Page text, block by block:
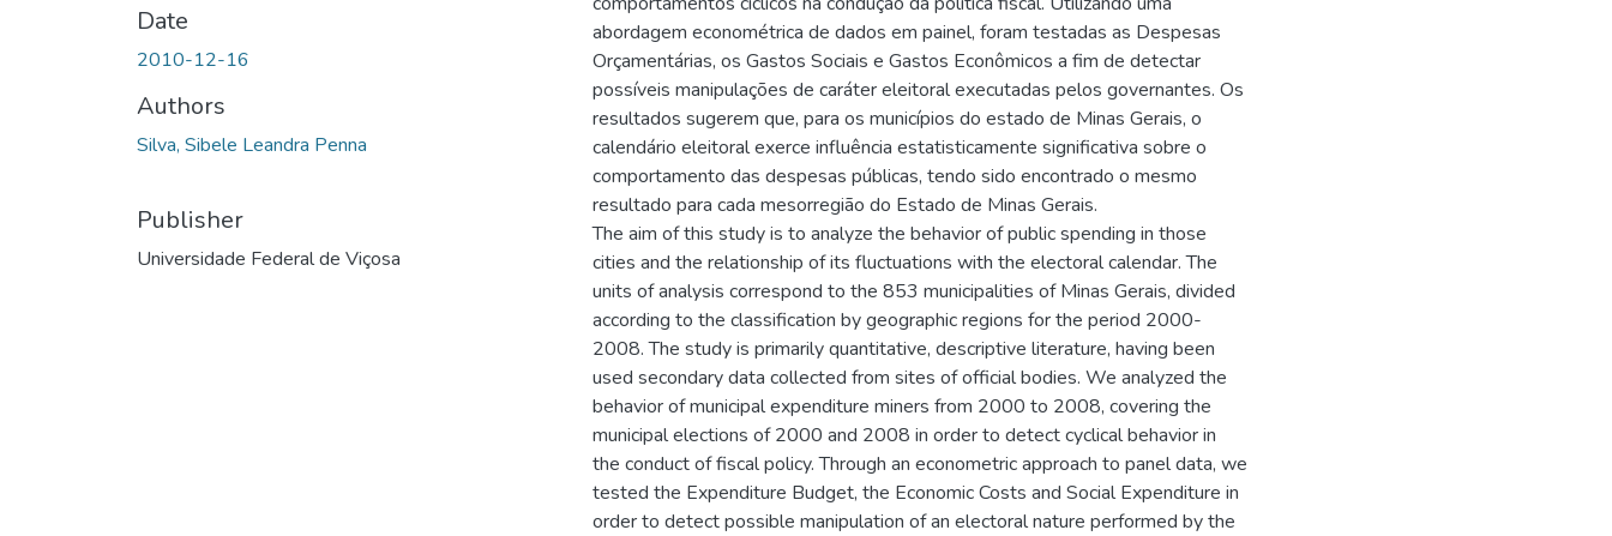
Date
2010-12-16
Authors
Silva, Sibele Leandra Penna
Publisher
Universidade Federal de Viçosa
abordagem econométrica de dados em painel, foram testadas as Despesas
Orçamentárias, os Gastos Sociais e Gastos Econômicos a fim de detectar
possíveis manipulações de caráter eleitoral executadas pelos governantes. Os
resultados sugerem que, para os municípios do estado de Minas Gerais, o
calendário eleitoral exerce influência estatisticamente significativa sobre o
comportamento das despesas públicas, tendo sido encontrado o mesmo
resultado para cada mesorregião do Estado de Minas Gerais.
The aim of this study is to analyze the behavior of public spending in those
cities and the relationship of its fluctuations with the electoral calendar. The
units of analysis correspond to the 853 municipalities of Minas Gerais, divided
according to the classification by geographic regions for the period 2000-
2008. The study is primarily quantitative, descriptive literature, having been
used secondary data collected from sites of official bodies. We analyzed the
behavior of municipal expenditure miners from 2000 to 2008, covering the
municipal elections of 2000 and 2008 in order to detect cyclical behavior in
the conduct of fiscal policy. Through an econometric approach to panel data, we
tested the Expenditure Budget, the Economic Costs and Social Expenditure in
order to detect possible manipulation of an electoral nature performed by the